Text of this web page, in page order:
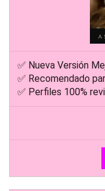
✅ Nueva Versión
✅ Recomendado
✅ Perfiles 100%